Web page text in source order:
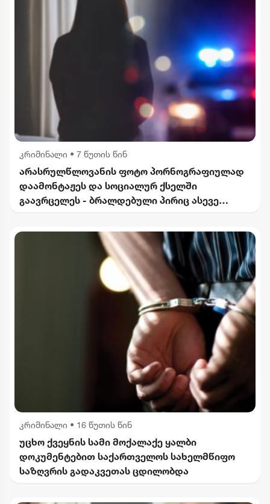
კრიმინალი • 7 წუთის წინ
არასრულწლოვანის ფოტო პორნოგრაფიულად
დაამონტაჟეს და სოციალურ ქსელში
გაავრცელეს - ბრალდებული პირიც ასევე
კრიმინალი • 16 წუთის წინ
უცხო ქვეყნის სამი მოქალაქე ყალბი
დოკუმენტებით საქართველოს სახელმწიფო
საზღვრის გადაკვეთას ცდილობდა